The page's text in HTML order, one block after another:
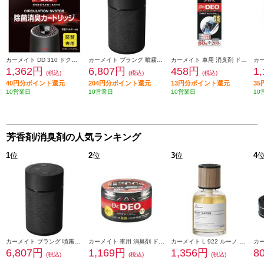
1,362円 (税込)
40円分ポイント還元
10営業日
6,807円 (税込)
204円分ポイント還元
10営業日
458円 (税込)
13円分ポイント還元
10営業日
35
10
芳香剤/消臭剤の人気ランキング
1位
6,807円 (税込)
2位
1,169円 (税込)
3位
1,356円 (税込)
4